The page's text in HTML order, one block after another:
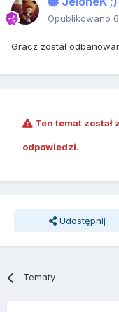
Opublikowano
Gracz został
Ten temat został
odpowiedzi.
Udostępnij
Tematy